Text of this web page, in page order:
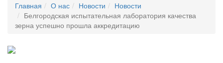
Главная О нас Новости
Новости
Белгородская испытательная лаборатория качества
зерна успешно прошла аккредитацию